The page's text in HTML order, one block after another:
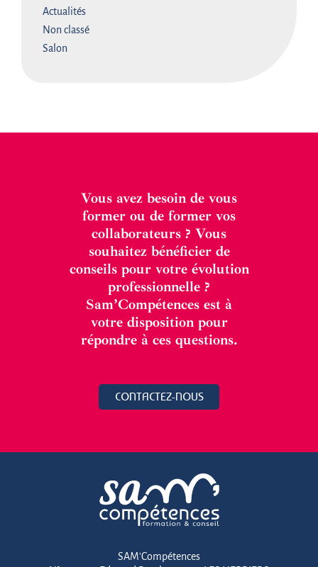
Actualités
Non classé
Salon
Vous avez besoin de vous
former ou de former vos
collaborateurs ? Vous
souhaitez bénéficier de
conseils pour votre évolution
professionnelle ?
Sam’Compétences est à
votre disposition pour
répondre à ces questions.
CONTACTEZ-NOUS
SAM'Compétences